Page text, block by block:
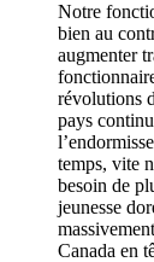
Notre
bien au
augmenter
révolutions
pays
temps, vite
besoin de
jeunesse
Canada en